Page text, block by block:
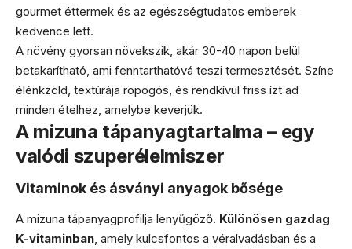
gourmet éttermek és az egészségtudatos emberek
kedvence lett.
A növény gyorsan növekszik, akár 30-40 napon belül
betakarítható, ami fenntarthatóvá teszi termesztését. Színe
élénkzöld, textúrája ropogós, és rendkívül friss ízt ad
minden ételhez, amelybe keverjük.
A mizuna tápanyagtartalma – egy
valódi szuperélelmiszer
Vitaminok és ásványi anyagok bősége
A mizuna tápanyagprofilja lenyűgöző. Különösen gazdag
K-vitaminban , amely kulcsfontos a véralvadásban és a